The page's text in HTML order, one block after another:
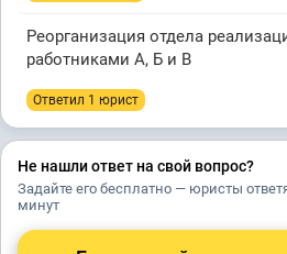
Реорганизация отдела
работниками А, Б и В
Ответил 1 юрист
Не нашли ответ на свой вопрос?
Задайте его бесплатно — юристы
минут